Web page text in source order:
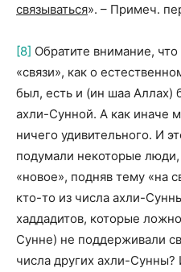
связываться». – Примеч.
[8] Обратите внимание,
«связи», как о
был, есть и (ин шаа Аллах)
ахли-Сунной. А как иначе
ничего удивительного. И
подумали некоторые люди,
«новое», подняв тему «на
кто-то из числа ахли-
хаддадитов, которые
Сунне) не поддерживали
числа других ахли-Сунны?